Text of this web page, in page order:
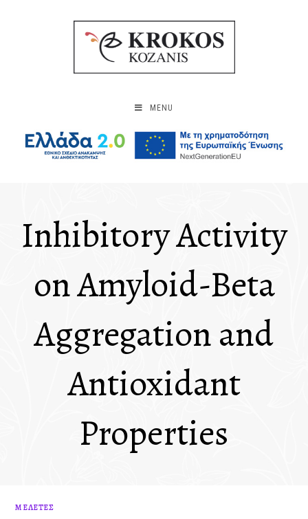
MENU
Inhibitory Activity
on Amyloid-Beta
Aggregation and
Antioxidant
Properties
ΜΕΛΈΤΕΣ